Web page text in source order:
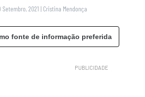
Setembro, 2021 | Cristina Mendonça
fonte de informação preferida